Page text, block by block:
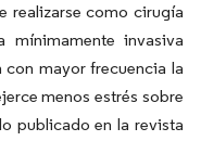
realizarse como cirugía
invasiva
mayor frecuencia la
menos estrés sobre
publicado en la revista